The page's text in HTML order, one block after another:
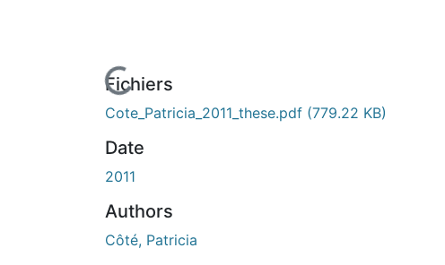
En cours de chargement...
Fichiers
Cote_Patricia_2011_these.pdf (779.22 KB)
Date
2011
Authors
Côté, Patricia